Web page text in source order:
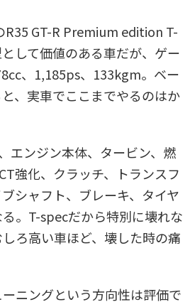
R35 GT-R Premium edition T-
して価値のある車だが、ゲー
、1,185ps、133kgm。ベー
、実車でここまでやるのはか
エンジン本体、タービン、燃
強化、クラッチ、トランスフ
シャフト、ブレーキ、タイヤ
。T-specだから特別に壊れな
ろ高い車ほど、壊した時の痛
ニングという方向性は評価で